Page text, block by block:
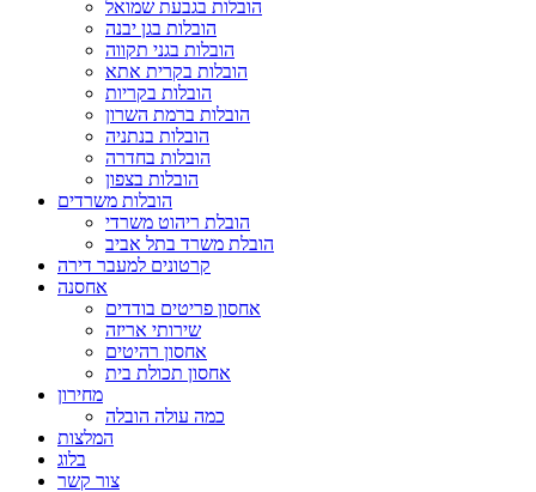
הובלות בגבעת שמואל
הובלות בגן יבנה
הובלות בגני תקווה
הובלות בקרית אתא
הובלות בקריות
הובלות ברמת השרון
הובלות בנתניה
הובלות בחדרה
הובלות בצפון
הובלות משרדים
הובלת ריהוט משרדי
הובלת משרד בתל אביב
קרטונים למעבר דירה
אחסנה
אחסון פריטים בודדים
שירותי אריזה
אחסון רהיטים
אחסון תכולת בית
מחירון
כמה עולה הובלה
המלצות
בלוג
צור קשר